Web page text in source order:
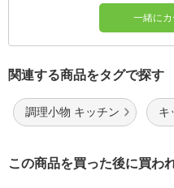
一緒に
関連する商品をタグで探す
調理小物 キッチン キ
この商品を買った後に買わ